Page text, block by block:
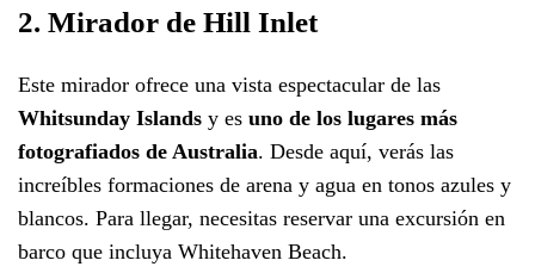
2. Mirador de Hill Inlet
Este mirador ofrece una vista espectacular de las
Whitsunday Islands y es uno de los lugares más
fotografiados de Australia. Desde aquí, verás las
increíbles formaciones de arena y agua en tonos azules y
blancos. Para llegar, necesitas reservar una excursión en
barco que incluya Whitehaven Beach.